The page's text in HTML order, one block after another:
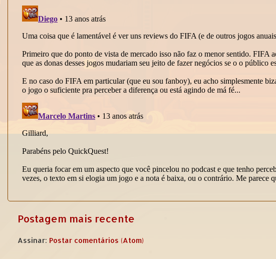
Postagem mais recente
Assinar: Postar comentários (Atom)